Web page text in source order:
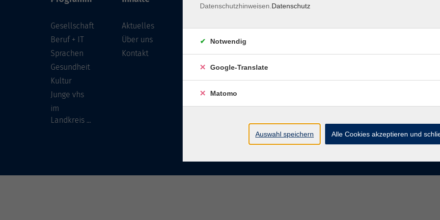
Gesellschaft
Beruf + IT
Sprachen
Gesundheit
Kultur
Junge vhs
im
Landkreis ...
Aktuelles
Über uns
Kontakt
96450 Coburg
info@vhs-coburg.de
Tel: 09561 8825-0
Datenschutzhinweisen. Datenschutz
Notwendig
Google-Translate
Matomo
Auswahl speichern Alle Cookies akzeptieren und